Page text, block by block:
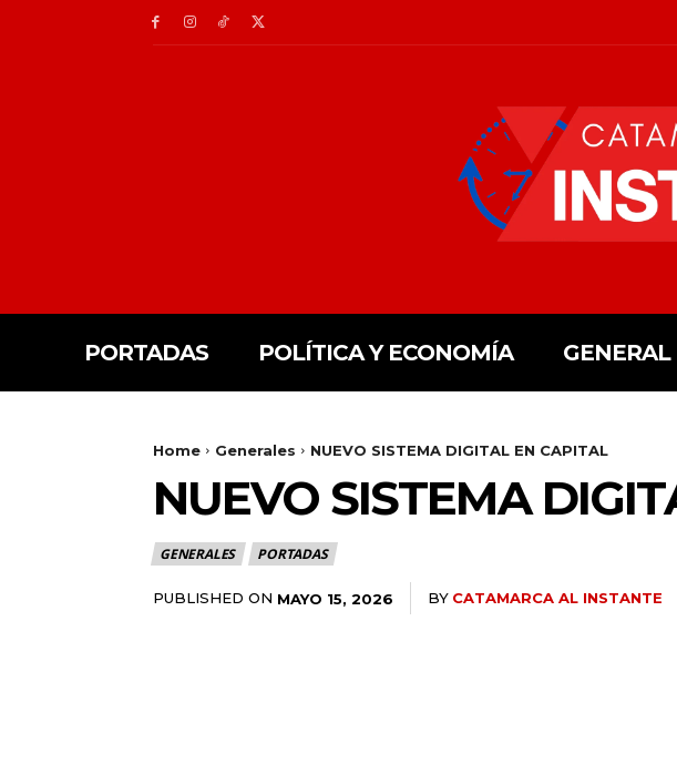
PORTADAS POLÍTICA Y ECONOMÍA GENERAL
Home Generales NUEVO SISTEMA DIGITAL EN CAPITAL
NUEVO SISTEMA
GENERALES PORTADAS
PUBLISHED ON MAYO 15, 2026 BY CATAMARCA AL INSTANTE